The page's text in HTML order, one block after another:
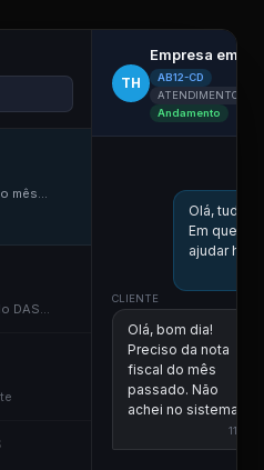
mês...
DAS...
TH
Empresa em
AB12-CD
ATENDIMENTO
Andamento
Olá, tudo
Em que
ajudar
CLIENTE
Olá, bom dia!
Preciso da nota
fiscal do mês
passado. Não
achei no sistema.
11:00